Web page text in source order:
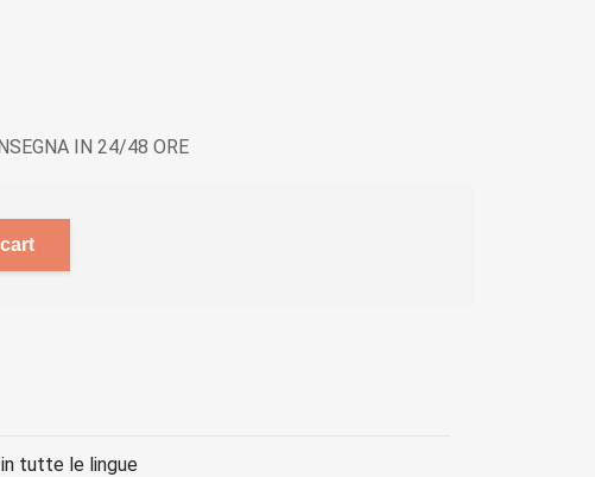
IN 24/48 ORE
in tutte le lingue